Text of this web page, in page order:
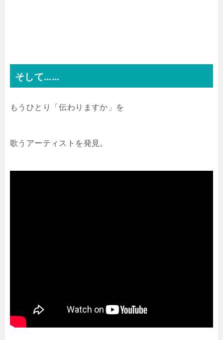
そして……
もうひとり「伝わりますか」を
歌うアーティストを発見。